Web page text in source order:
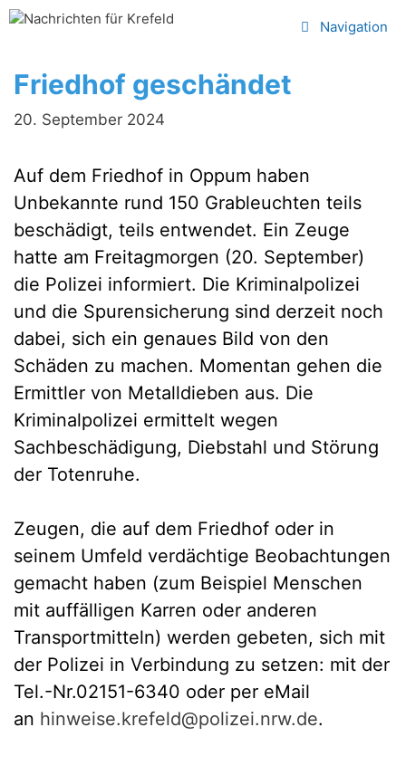
Zum
Navigation
Friedhof geschändet
20. September 2024
Auf dem Friedhof in Oppum haben
Unbekannte rund 150 Grableuchten teils
beschädigt, teils entwendet. Ein Zeuge
hatte am Freitagmorgen (20. September)
die Polizei informiert. Die Kriminalpolizei
und die Spurensicherung sind derzeit noch
dabei, sich ein genaues Bild von den
Schäden zu machen. Momentan gehen die
Ermittler von Metalldieben aus. Die
Kriminalpolizei ermittelt wegen
Sachbeschädigung, Diebstahl und Störung
der Totenruhe.
Zeugen, die auf dem Friedhof oder in
seinem Umfeld verdächtige Beobachtungen
gemacht haben (zum Beispiel Menschen
mit auffälligen Karren oder anderen
Transportmitteln) werden gebeten, sich mit
der Polizei in Verbindung zu setzen: mit der
Tel.-Nr.02151-6340 oder per eMail
an hinweise.krefeld@polizei.nrw.de.